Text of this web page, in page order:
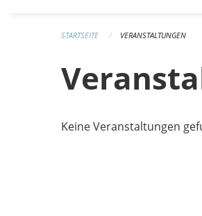
STARTSEITE VERANSTALTUNGEN
Keine Veranstaltungen